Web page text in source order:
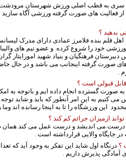
که سری به قطب اصلی ورزش شهرستان مرودشت
فعالیت های صورت گرفته ورزشی آگاه سازید
بدهید ؟
قلم بنده فلامرز عمادی دارای مدرک
عماد آباد مرودشت می باشم در سال 54 فعالیت ورزشی خود را شروع کرده و عضو
.
قبولی است ؟
گسترده انجام داده ایم و باتوجه به
باشد هنوز احساس می کنیم به این امر آنطور که باید و
این ورزشگاه را تا به اینجا رسانده اند وما
ازمیزان جرائم کم کند ؟
درست می اندیشد و درست عمل می کند همان
والایی قرارداشته است .
؟ درنگاه اول شاید این تفکر به وجود آید که
آمادگی پذیرش داریم .